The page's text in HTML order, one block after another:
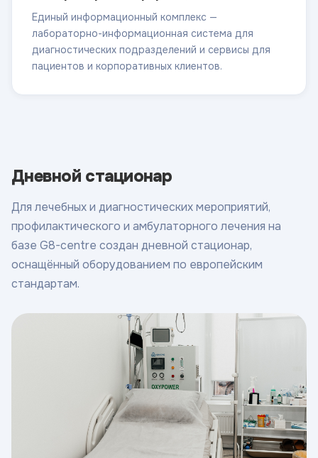
Единый информационный комплекс —
лабораторно-информационная система для
диагностических подразделений и сервисы для
пациентов и корпоративных клиентов.
Дневной стационар
Для лечебных и диагностических мероприятий,
профилактического и амбулаторного лечения на
базе G8-centre создан дневной стационар,
оснащённый оборудованием по европейским
стандартам.